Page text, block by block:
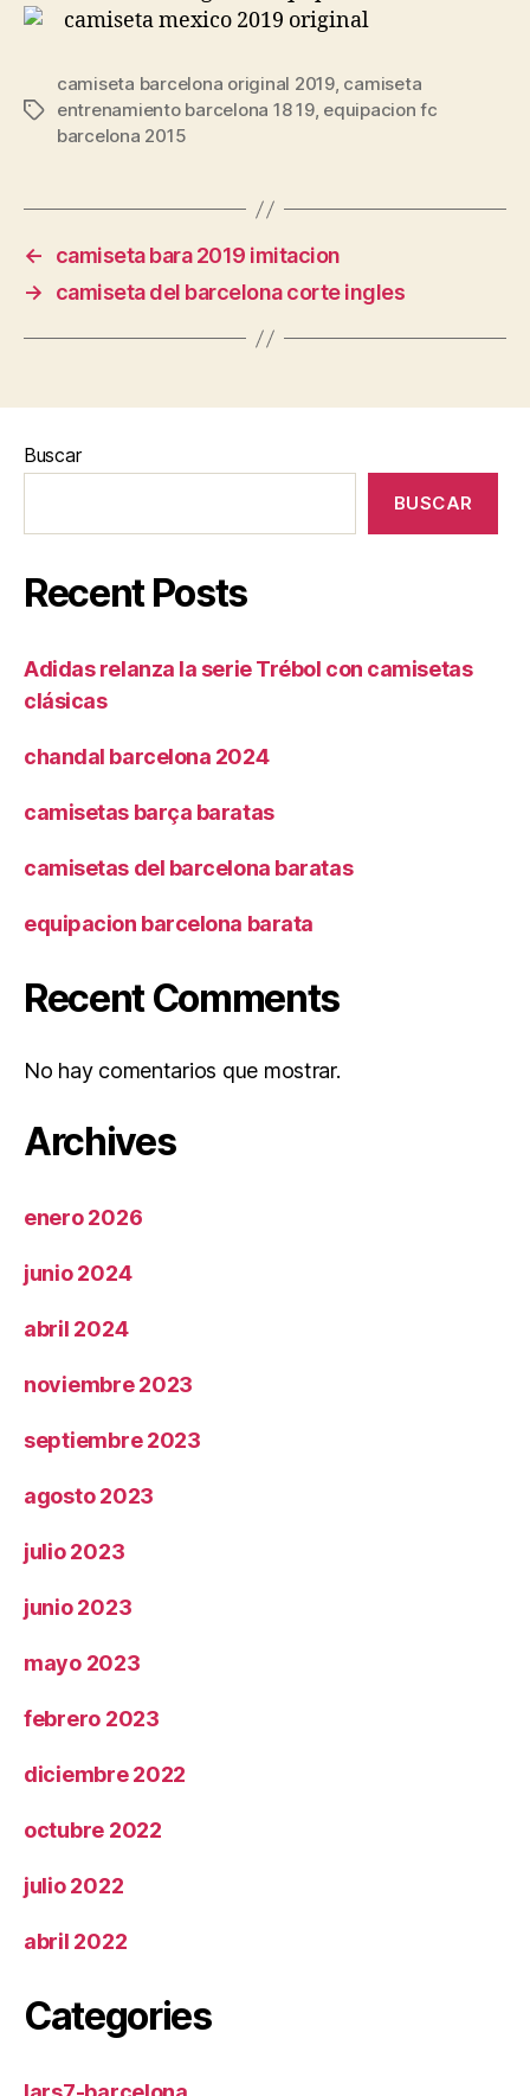
Etiquetas
camiseta barcelona original 2019, camiseta
entrenamiento barcelona 18 19, equipacion fc
barcelona 2015
←
camiseta bara 2019 imitacion
→
camiseta del barcelona corte ingles
Buscar
BUSCAR
Recent Posts
Adidas relanza la serie Trébol con camisetas
clásicas
chandal barcelona 2024
camisetas barça baratas
camisetas del barcelona baratas
equipacion barcelona barata
Recent Comments
No hay comentarios que mostrar.
Archives
enero 2026
junio 2024
abril 2024
noviembre 2023
septiembre 2023
agosto 2023
julio 2023
junio 2023
mayo 2023
febrero 2023
diciembre 2022
octubre 2022
julio 2022
abril 2022
Categories